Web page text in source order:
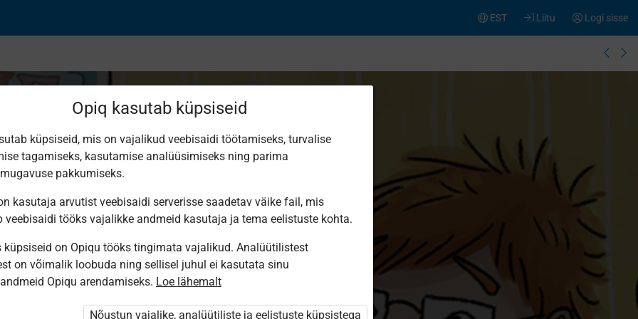
Logi sisse
Liitu
EST
ole Opiqusse sisse logitud.
paketi
Opiq kasutab küpsiseid
küpsiseid, mis on vajalikud veebisaidi töötamiseks, turvalise
tagamiseks, kasutamise analüüsimiseks ning parima
pakkumiseks.
kasutaja arvutist veebisaidi serverisse saadetav väike fail, mis
veebisaidi tööks vajalikke andmeid kasutaja ja tema eelistuste kohta.
küpsiseid on Opiqu tööks tingimata vajalikud. Analüütilistest
on võimalik loobuda ning sellisel juhul ei kasutata sinu
Opiqu arendamiseks. Loe lähemalt
Nõustun vajalike, analüütiliste ja eelistuste küpsistega